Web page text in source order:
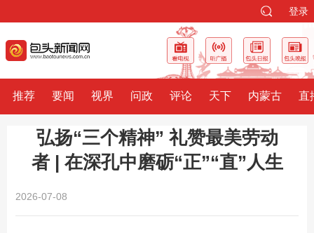
登录
推荐 要闻 视界 问政 评论 天下 内蒙古 直
弘扬“三个精神” 礼赞最美劳动
者 | 在深孔中磨砺“正”“直”人生
2026-07-08